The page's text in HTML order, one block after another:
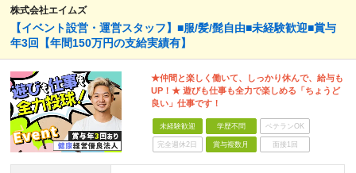
株式会社エイムズ
【イベント設営・運営スタッフ】■服/髪/髭自由■未経験歓迎■賞与
年3回【年間150万円の支給実績有】
★仲間と楽しく働いて、しっかり休んで、給与も
UP！★ 遊びも仕事も全力で楽しめる「ちょうど
良い」仕事です！
未経験歓迎 学歴不問 ベテランOK
完全週休2日 賞与複数月 面接1回